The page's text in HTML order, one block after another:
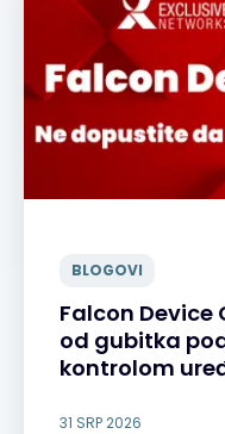
BLOGOVI
Falcon Device
od gubitka
kontrolom
31 SRP 2026